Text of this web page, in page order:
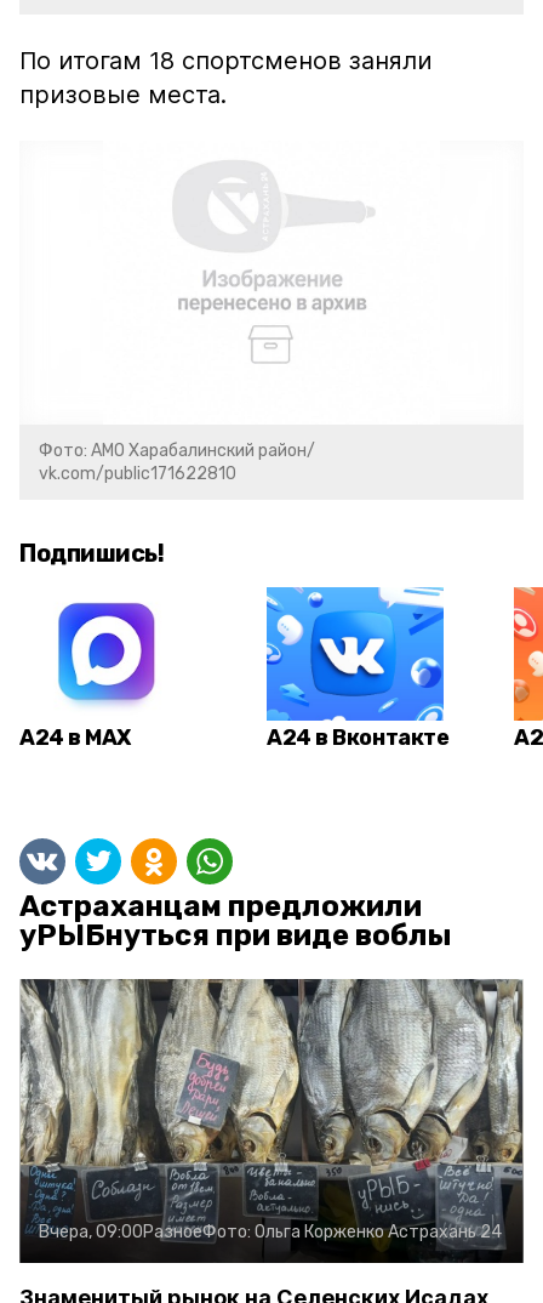
По итогам 18 спортсменов заняли
призовые места.
Фото: АМО Харабалинский район/
vk.com/public171622810
Подпишись!
А24 в MAX А24 в Вконтакте
Астраханцам предложили
уРЫБнуться при виде воблы
Вчера, 09:00РазноеФото: Ольга КорженкоАстрахань 24
Знаменитый рынок на Селенских Исадах